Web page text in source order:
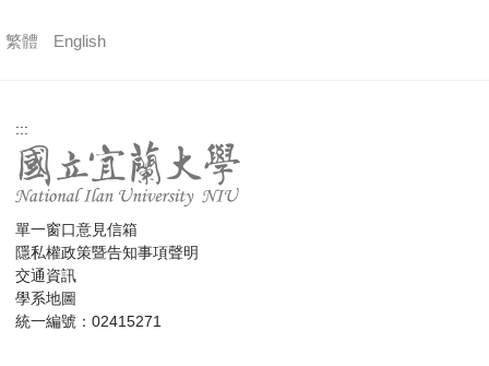
繁體 English
:::
單一窗口意見信箱
隱私權政策暨告知事項聲明
交通資訊
學系地圖
統一編號：02415271